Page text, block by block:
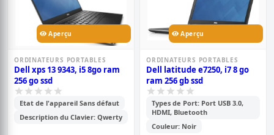
Aperçu
ORDINATEURS PORTABLES
Dell xps 13 9343, i5 8go ram
256 go ssd
Etat de l'appareil Sans défaut
Description du Clavier: Qwerty
Aperçu
ORDINATEURS PORTABLES
Dell latitude e7250, i7 8 go
ram 256 gb ssd
Types de Port: Port USB 3.0,
HDMI, Bluetooth
Couleur: Noir